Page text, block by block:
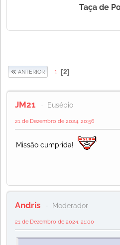
Taça de
ANTERIOR 1 2
JM21 Eusébio
21 de Dezembro de 2024, 20:56
Missão cumprida!
Andris Moderador
21 de Dezembro de 2024, 21:00